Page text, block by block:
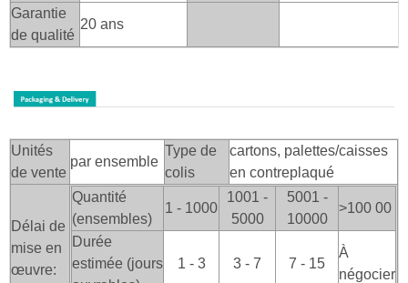
Garantie
de qualité
20 ans
Unités
de vente
par ensemble
Type de
colis
cartons, palettes/caisses
en contreplaqué
Délai de
mise en
œuvre:
Quantité
(ensembles)
1 - 1000
1001 -
5000
5001 -
10000
>100 00
Durée
estimée (jours
1 - 3 3 - 7 7 - 15
À
négocier